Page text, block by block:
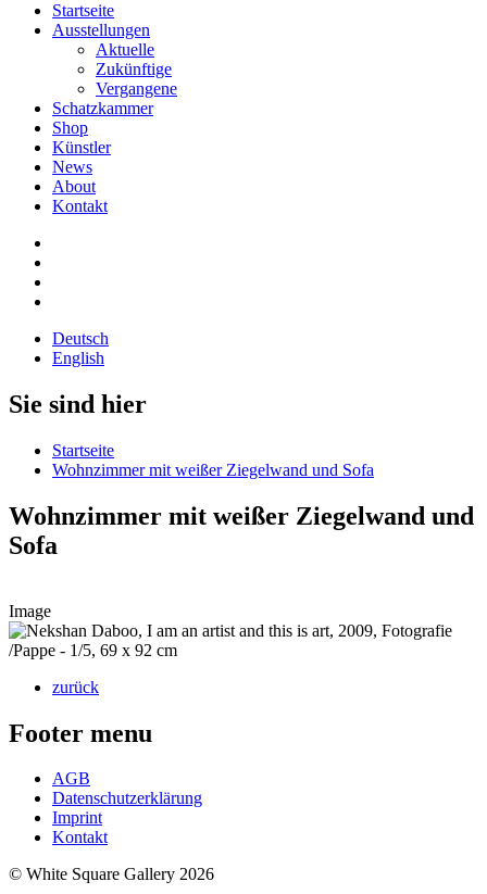
Startseite
Ausstellungen
Aktuelle
Zukünftige
Vergangene
Schatzkammer
Shop
Künstler
News
About
Kontakt
Deutsch
English
Sie sind hier
Startseite
Wohnzimmer mit weißer Ziegelwand und Sofa
Wohnzimmer mit weißer Ziegelwand und
Sofa
Image
zurück
Footer menu
AGB
Datenschutzerklärung
Imprint
Kontakt
© White Square Gallery 2026